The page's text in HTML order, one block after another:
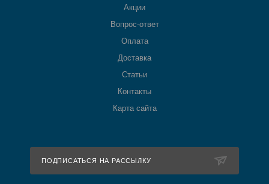
Акции
Вопрос-ответ
Оплата
Доставка
Статьи
Контакты
Карта сайта
ПОДПИСАТЬСЯ НА РАССЫЛКУ